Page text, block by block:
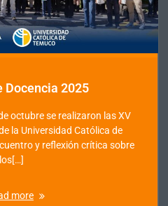
Docencia 2025
octubre se realizaron las XV
la Universidad Católica de
y reflexión crítica sobre
los[…]
more